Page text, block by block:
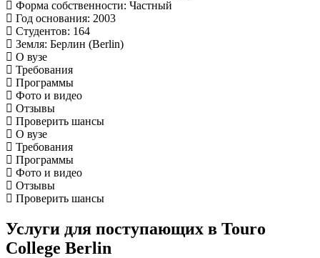
Форма собственности: Частный
Год основания: 2003
Студентов: 164
Земля: Берлин (Berlin)
О вузе
Требования
Программы
Фото и видео
Отзывы
Проверить шансы
О вузе
Требования
Программы
Фото и видео
Отзывы
Проверить шансы
Услуги для поступающих в Touro
College Berlin